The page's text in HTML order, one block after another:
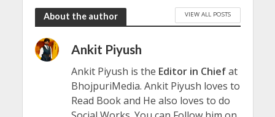
About the author VIEW ALL POSTS
Ankit Piyush
Ankit Piyush is the Editor in Chiefat
BhojpuriMedia. Ankit Piyush loves to
Read Book and He also loves to do